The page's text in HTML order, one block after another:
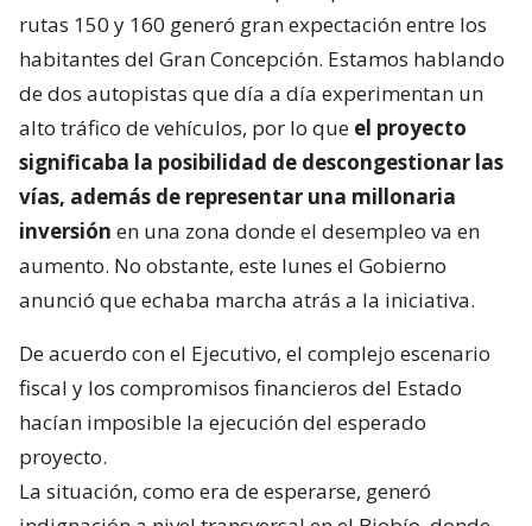
rutas 150 y 160 generó gran expectación entre los
habitantes del Gran Concepción. Estamos hablando
de dos autopistas que día a día experimentan un
alto tráfico de vehículos, por lo que el proyecto
significaba la posibilidad de descongestionar las
vías, además de representar una millonaria
inversión en una zona donde el desempleo va en
aumento. No obstante, este lunes el Gobierno
anunció que echaba marcha atrás a la iniciativa.
De acuerdo con el Ejecutivo, el complejo escenario
fiscal y los compromisos financieros del Estado
hacían imposible la ejecución del esperado
proyecto.
La situación, como era de esperarse, generó